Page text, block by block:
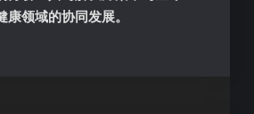
领域的协同发展。